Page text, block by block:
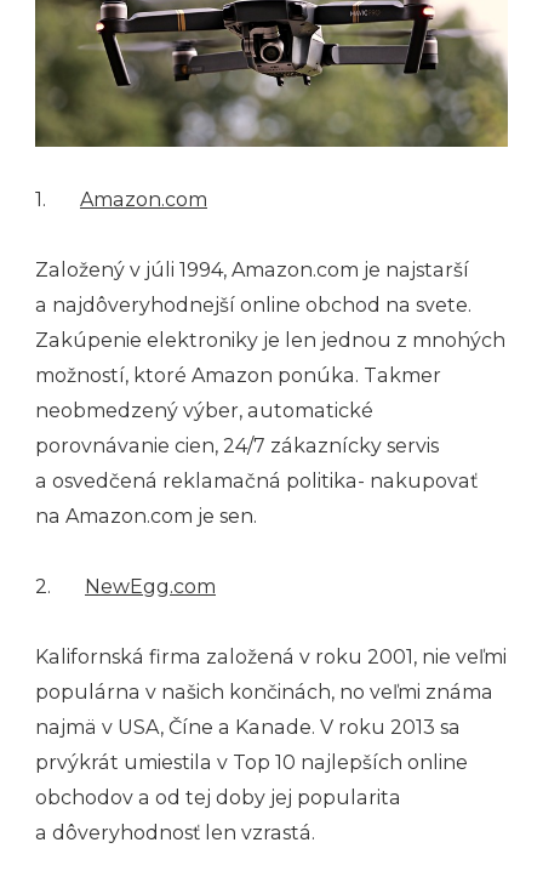
1. Amazon.com
Založený v júli 1994, Amazon.com je najstarší
a najdôveryhodnejší online obchod na svete.
Zakúpenie elektroniky je len jednou z mnohých
možností, ktoré Amazon ponúka. Takmer
neobmedzený výber, automatické
porovnávanie cien, 24/7 zákaznícky servis
a osvedčená reklamačná politika- nakupovať
na Amazon.com je sen.
2. NewEgg.com
Kalifornská firma založená v roku 2001, nie veľmi
populárna v našich končinách, no veľmi známa
najmä v USA, Číne a Kanade. V roku 2013 sa
prvýkrát umiestila v Top 10 najlepších online
obchodov a od tej doby jej popularita
a dôveryhodnosť len vzrastá.